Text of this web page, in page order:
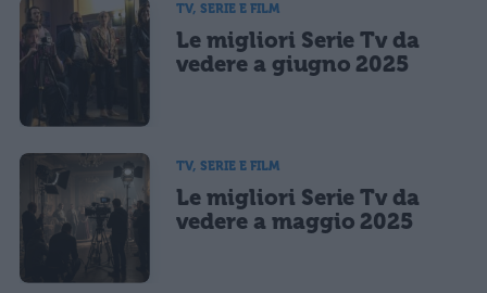
Ho letto e acconsento l'informativasulla privacy
CONFERMA E PUBBLICA
TV, SERIE E FILM
Le migliori Serie Tv da
vedere a giugno 2025
TV, SERIE E FILM
Le migliori Serie Tv da
vedere a maggio 2025